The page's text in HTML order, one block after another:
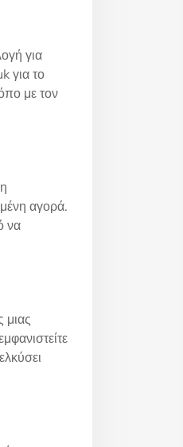
για
για το
με τον
αγορά.
να
μιας